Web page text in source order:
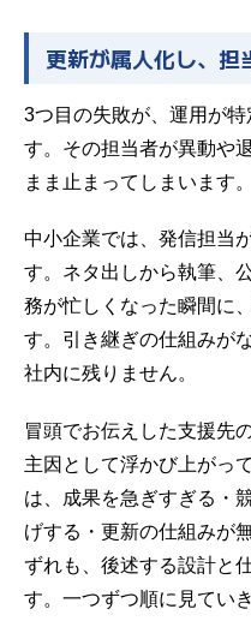
更新が属人化し、担
3つ目の失敗が、運用が
す。その担当者が異動や
まま止まってしまいます。
中小企業では、発信担当
す。ネタ出しから執筆、
務が忙しくなった瞬間に
す。引き継ぎの仕組みが
社内に残りません。
冒頭でお伝えした支援先
主因として浮かび上がっ
は、成果を急ぎすぎる・
げする・更新の仕組みが
ずれも、後述する設計と
す。一つずつ順に見てい